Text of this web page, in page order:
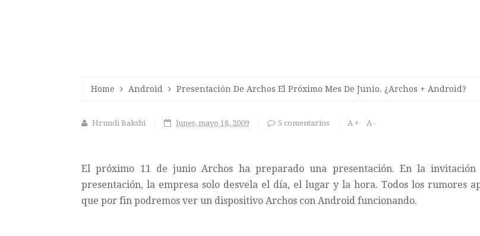
Home Android Presentación De Archos El Próximo Mes De Junio. ¿Archos + Android?
Hrundi Bakshi lunes, mayo 18, 2009 5 comentarios A + A -
El próximo 11 de junioArchos ha preparado una presentación. En la
presentación, la empresa solo desvela el día, el lugar y la hora. Todos los rumores
que por fin podremos ver un dispositivo Archos con Android funcionando.